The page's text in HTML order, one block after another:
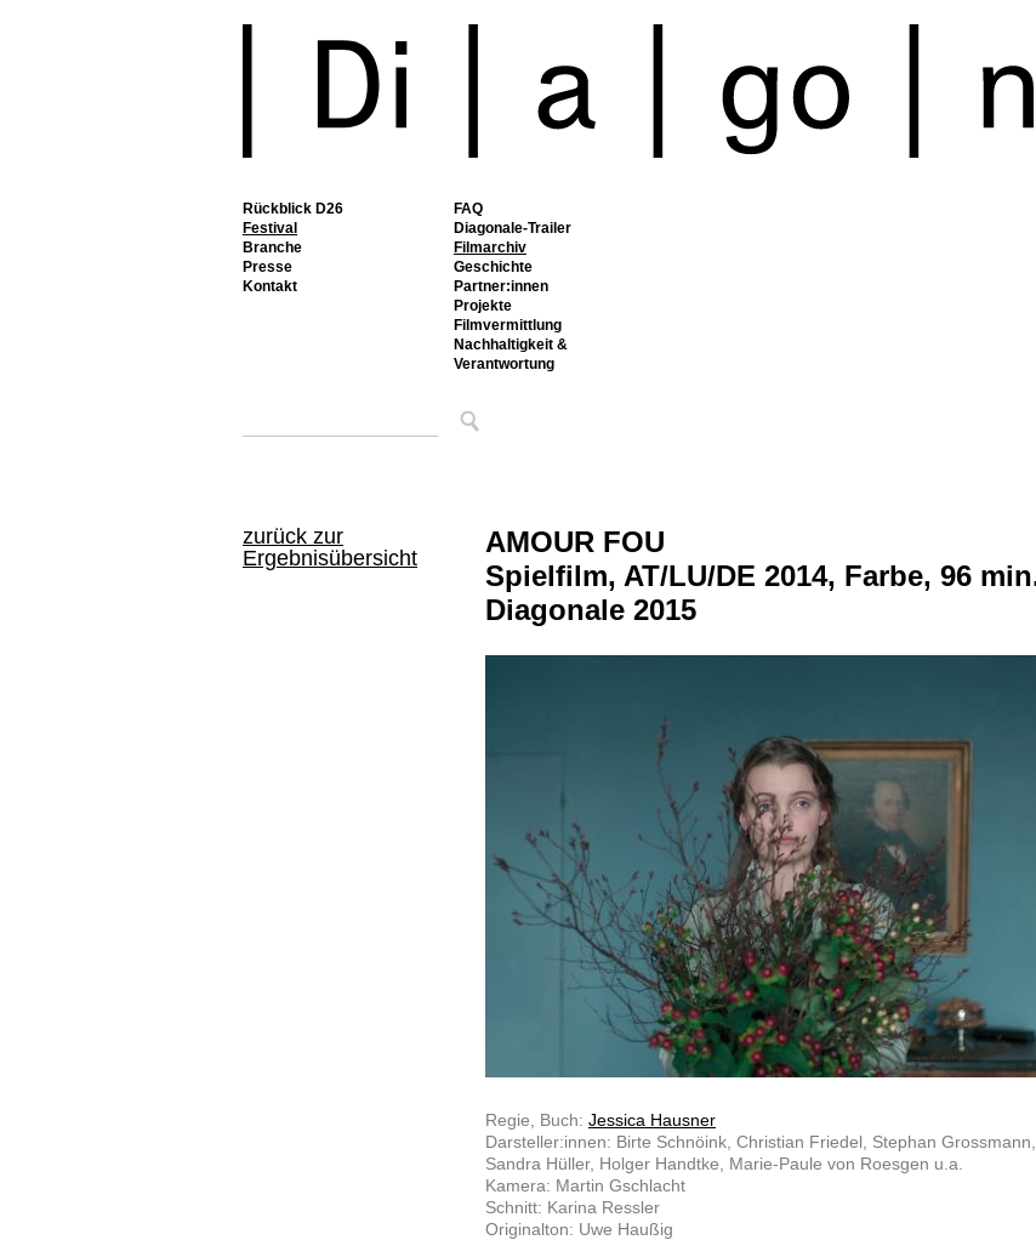
Rückblick D26
Festival
FAQ
Diagonale-Trailer
Filmarchiv
Geschichte
Partner:innen
Projekte
Filmvermittlung
Nachhaltigkeit &
Verantwortung
Branche
Presse
Kontakt
zurück zur
Ergebnisübersicht
AMOUR FOU
Spielfilm, AT/LU/DE 2014, Farbe, 96
Diagonale 2015
Regie, Buch: Jessica Hausner
Darsteller:innen: Birte Schnöink, Christian Friedel, Stephan Grossmann,
Sandra Hüller, Holger Handtke, Marie-Paule von Roesgen u.a.
Kamera: Martin Gschlacht
Schnitt: Karina Ressler
Originalton: Uwe Haußig